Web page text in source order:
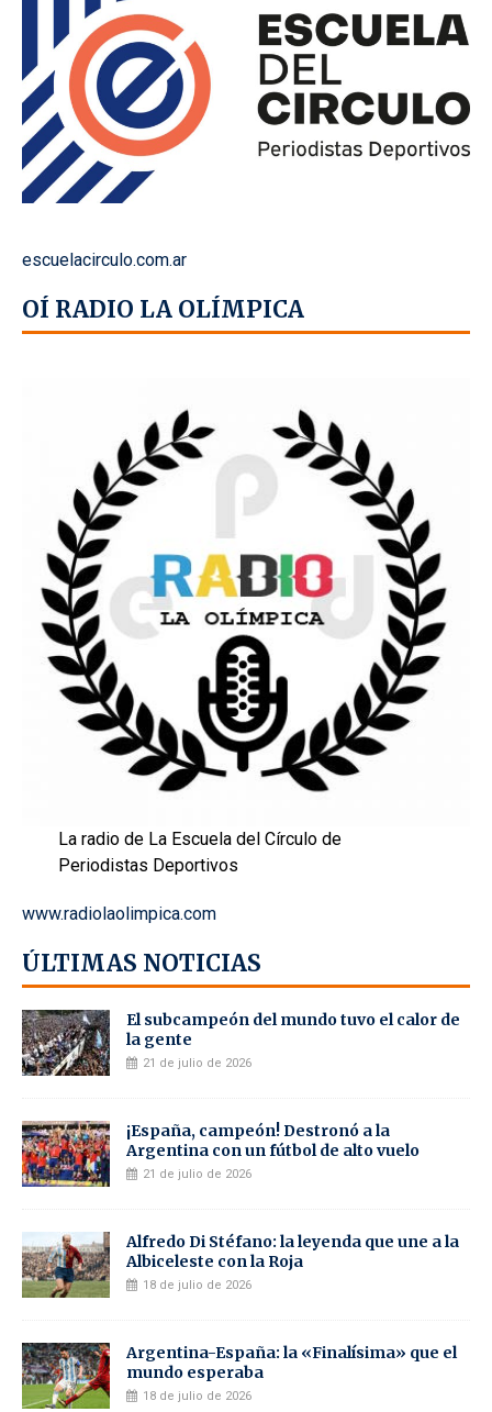
escuelacirculo.com.ar
OÍ RADIO LA OLÍMPICA
La radio de La Escuela del Círculo de
Periodistas Deportivos
www.radiolaolimpica.com
ÚLTIMAS NOTICIAS
El subcampeón del mundo tuvo el calor de
la gente
21 de julio de 2026
¡España, campeón! Destronó a la
Argentina con un fútbol de alto vuelo
21 de julio de 2026
Alfredo Di Stéfano: la leyenda que une a la
Albiceleste con la Roja
18 de julio de 2026
Argentina-España: la «Finalísima» que el
mundo esperaba
18 de julio de 2026